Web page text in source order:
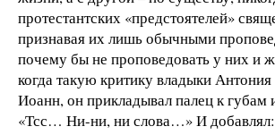
протестантских «предстоятелей»
признавая их лишь обычными
почему бы не проповедовать у них и
когда такую критику владыки
Иоанн, он прикладывал палец к губам
«Тсс… Ни-ни, ни слова…» И